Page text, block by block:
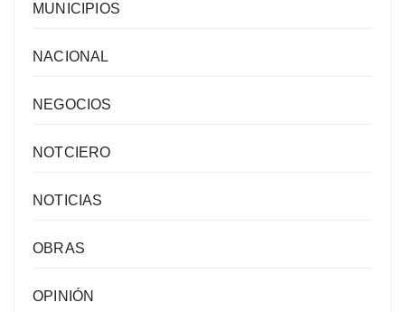
MUNICIPIOS
NACIONAL
NEGOCIOS
NOTCIERO
NOTICIAS
OBRAS
OPINIÓN